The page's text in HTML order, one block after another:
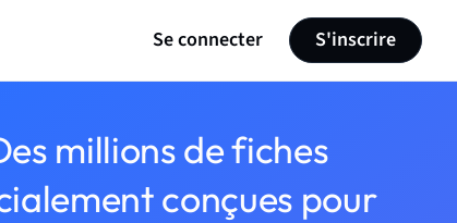
Se connecter S'inscrire
millions de fiches
conçues pour